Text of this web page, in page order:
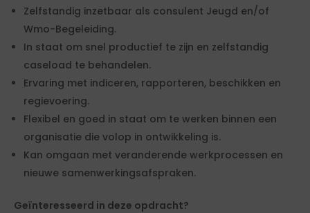
Zelfstandig inzetbaar als consulent Jeugd en/of
Wmo-Begeleiding.
In staat om snel productief te zijn en zelfstandig
caseload te behandelen.
Ervaring met indiceren, rapporteren, beschikken en
regievoering.
Flexibel en goed in staat om te werken binnen een
organisatie die volop in ontwikkeling is.
Kan omgaan met veranderende werkprocessen en
nieuwe samenwerkingsafspraken.
Geïnteresseerd in deze opdracht?